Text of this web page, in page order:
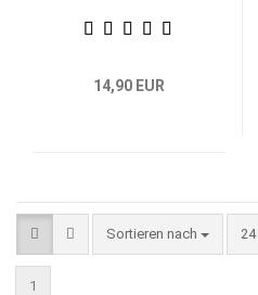
14,90 EUR
Sortieren nach
Sortieren nach
1